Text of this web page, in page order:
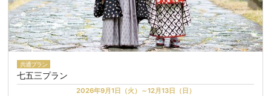
共通プラン
七五三プラン
2026年9月1日（火）～12月13日（日）